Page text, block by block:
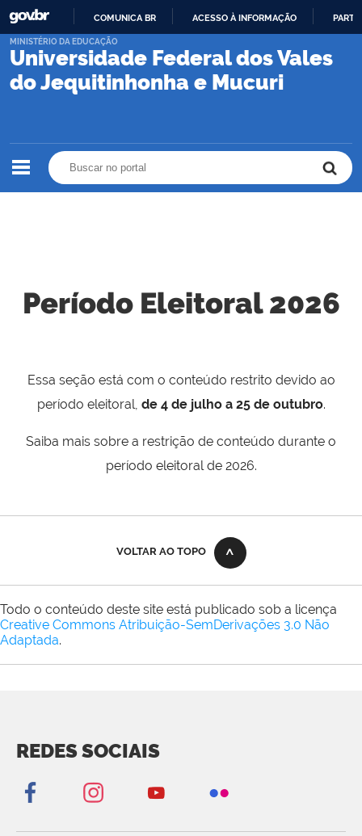
PARA
CONTEÚDO
COMUNICA BR ACESSO À INFORMAÇÃO
Universidade Federal dos Vales
do Jequitinhonha e Mucuri
MINISTÉRIO DA EDUCAÇÃO
Período Eleitoral 2026
Essa seção está com o conteúdo restrito devido ao
período eleitoral, de 4 de julho a 25 de outubro.
Saiba mais sobre a restrição de conteúdo durante o
período eleitoral de 2026.
VOLTAR AO TOPO
Todo o conteúdo deste site está publicado sob a licença
Creative Commons Atribuição-SemDerivações 3.0 Não
Adaptada.
REDES SOCIAIS